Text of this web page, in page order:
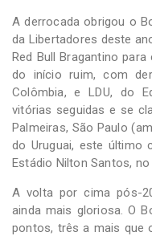
A derrocada obrigou o
da Libertadores deste
Red Bull Bragantino
do início ruim, com
Colômbia, e LDU, do
vitórias seguidas e se
Palmeiras, São Paulo
do Uruguai, este último
Estádio Nilton Santos, no
A volta por cima pós-
ainda mais gloriosa. O
pontos, três a mais que